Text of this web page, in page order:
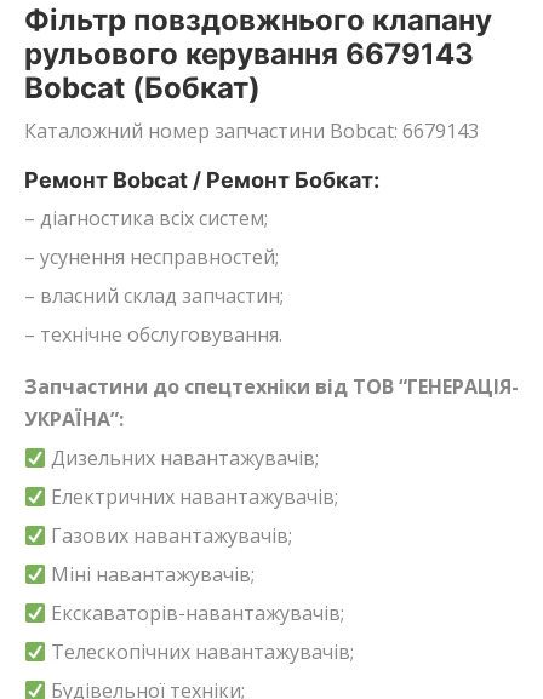
Фільтр повздовжнього клапану
рульового керування 6679143
Bobcat (Бобкат)
Каталожний номер запчастини Bobcat: 6679143
Ремонт Bobcat / Ремонт Бобкат:
– діагностика всіх систем;
– усунення несправностей;
– власний склад запчастин;
– технічне обслуговування.
Запчастини до спецтехніки від ТОВ “ГЕНЕРАЦІЯ-
УКРАЇНА”:
Дизельних навантажувачів;
Електричних навантажувачів;
Газових навантажувачів;
Міні навантажувачів;
Екскаваторів-навантажувачів;
Телескопічних навантажувачів;
Будівельної техніки;